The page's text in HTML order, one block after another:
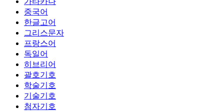
중국어
한글고어
그리스문자
프랑스어
독일어
히브리어
괄호기호
학술기호
기술기호
첨자기호